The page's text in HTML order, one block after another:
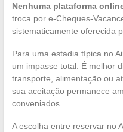
Nenhuma plataforma
troca por e-Cheques-
sistematicamente oferecida
Para uma estadia típica no
um impasse total. É melhor
transporte, alimentação ou
sua aceitação permanece
conveniados.
A escolha entre reservar no